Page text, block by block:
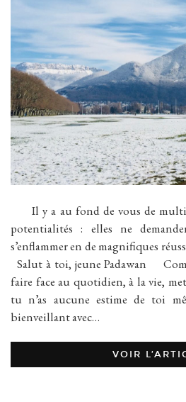
Il y a au fond de vous de
potentialités : elles ne
s’enflammer en de magnifiques
Salut à toi, jeune Padawan
faire face au quotidien, à la vie,
tu n’as aucune estime de toi
bienveillant avec…
VOIR